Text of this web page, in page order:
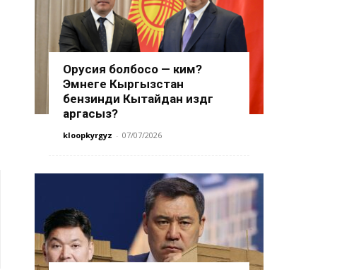
Орусия болбосо — ким?
Эмнеге Кыргызстан
бензинди Кытайдан издөөгө
аргасыз?
kloopkyrgyz - 07/07/2026